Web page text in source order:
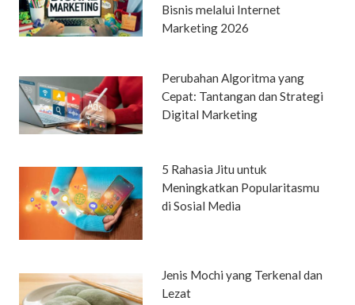
Bisnis melalui Internet
Marketing 2026
Perubahan Algoritma yang
Cepat: Tantangan dan Strategi
Digital Marketing
5 Rahasia Jitu untuk
Meningkatkan Popularitasmu
di Sosial Media
Jenis Mochi yang Terkenal dan
Lezat